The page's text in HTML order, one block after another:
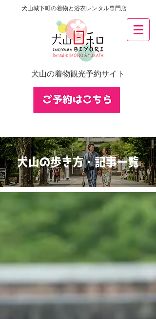
犬山城下町の着物と浴衣レンタル専門店
犬山の着物観光予約サイト